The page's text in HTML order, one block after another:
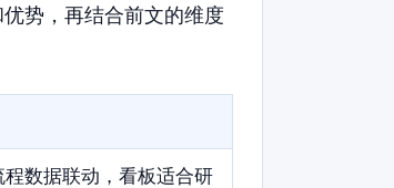
势，再结合前文的维度
数据联动，看板适合研